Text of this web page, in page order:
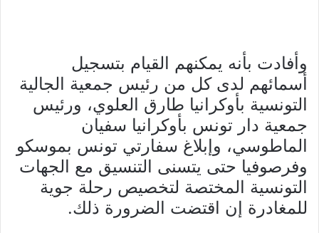
وأفادت بأنه يمكنهم القيام بتسجيل
أسمائهم لدى كل من رئيس جمعية الجالية
التونسية بأوكرانيا طارق العلوي، ورئيس
جمعية دار تونس بأوكرانيا سفيان
الماطوسي، وإبلاغ سفارتي تونس بموسكو
وفرصوفيا حتى يتسنى التنسيق مع الجهات
التونسية المختصة لتخصيص رحلة جوية
للمغادرة إن اقتضت الضرورة ذلك.